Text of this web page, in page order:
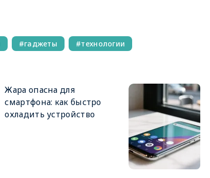
гаджеты технологии
Жара опасна для
смартфона: как быстро
охладить устройство